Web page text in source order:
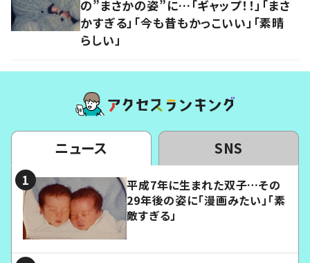
の”まさかの姿”に…「ギャップ！！」「まさ
かすぎる」「今も昔もかっこいい」「素晴
らしい」
ニュース SNS
平成7年に生まれた双子…その
29年後の姿に「漫画みたい」「素
敵すぎる」